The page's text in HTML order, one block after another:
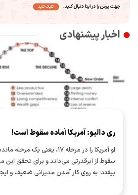
اخبار پیشنهادی
ری دالیو: آمریکا آماده سقوط است!
او آمریکا را در مرحله ۱۷، یعنی
سقوط از ابرقدرتی می‌داند و برای تحقق این
بیفتد: به روی کار آمدن مدیرانی ضعیف و